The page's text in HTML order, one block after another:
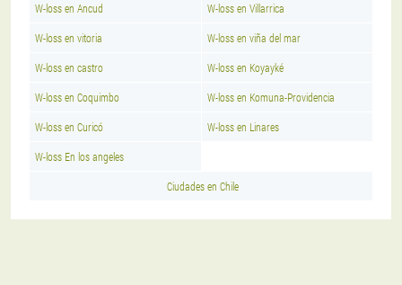
W-loss en Ancud W-loss en Villarrica
W-loss en vitoria W-loss en viña del mar
W-loss en castro W-loss en Koyayké
W-loss en Coquimbo W-loss en Komuna-Providencia
W-loss en Curicó W-loss en Linares
W-loss En los angeles
Ciudades en Chile